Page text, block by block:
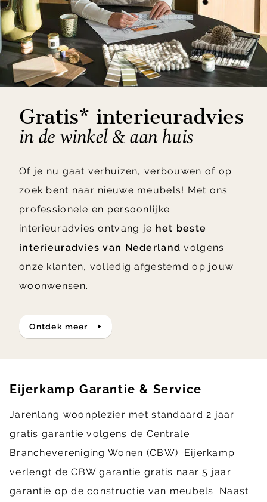
Gratis* interieuradvies
in de winkel & aan huis
Of je nu gaat verhuizen, verbouwen of op
zoek bent naar nieuwe meubels! Met ons
professionele en persoonlijke
interieuradvies ontvang je het beste
interieuradvies van Nederland volgens
onze klanten, volledig afgestemd op jouw
woonwensen.
ontdek meer
Eijerkamp Garantie & Service
Jarenlang woonplezier met standaard 2 jaar
gratis garantie volgens de Centrale
Branchevereniging Wonen (CBW). Eijerkamp
verlengt de CBW garantie gratis naar 5 jaar
garantie op de constructie van meubels. Naast